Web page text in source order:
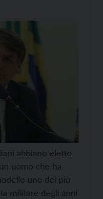
abbiano eletto
uomo che ha
uno dei più
militare degli anni